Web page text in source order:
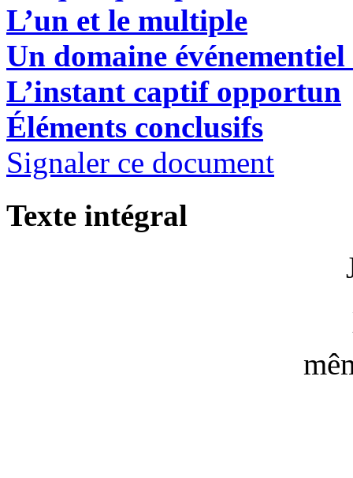
L’un et le multiple
Un domaine événementiel
L’instant captif opportun
Éléments conclusifs
Signaler ce document
Texte intégral